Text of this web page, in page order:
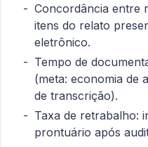
Concordância entre
itens do relato
eletrônico.
Tempo de
(meta: economia de
de transcrição).
Taxa de retrabalho:
prontuário após